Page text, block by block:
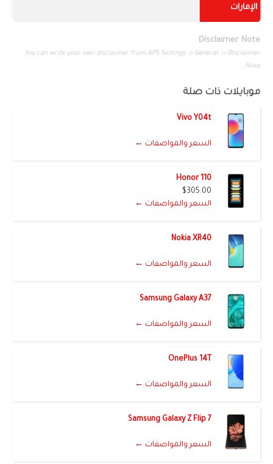
الإمارات
Disclaimer Note
You can write your own disclaimer from APS Settings -> General -> Disclaimer
Note.
موبايلات ذات صلة
Vivo Y04t
السعر والمواصفات ←
Honor 110
$305.00
السعر والمواصفات ←
Nokia XR40
السعر والمواصفات ←
Samsung Galaxy A37
السعر والمواصفات ←
OnePlus 14T
السعر والمواصفات ←
Samsung Galaxy Z Flip 7
السعر والمواصفات ←